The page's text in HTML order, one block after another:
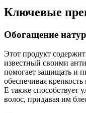
Ключевые
Обогащение
Этот продукт
известный своими
помогает защищать и
обеспечивая
Е также способствует
волос, придавая им